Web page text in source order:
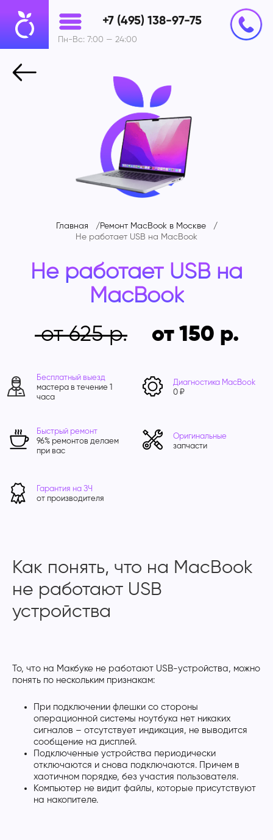
+7 (495) 138-97-75
Пн-Вс: 7:00 — 24:00
Главная
Ремонт MacBook в Москве
Не работает USB на MacBook
Не работает USB на
MacBook
от 625
от 150
Бесплатный выезд
мастера в течение 1
часа
Диагностика MacBook
0 ₽
Быстрый ремонт
96% ремонтов делаем
при вас
Оригинальные
запчасти
Гарантия на ЗЧ
от производителя
Как понять, что на MacBook
не работают USB
устройства
То, что на Макбуке не работают USB-устройства, можно
понять по нескольким признакам:
При подключении флешки со стороны
операционной системы ноутбука нет никаких
сигналов – отсутствует индикация, не выводится
сообщение на дисплей.
Подключенные устройства периодически
отключаются и снова подключаются. Причем в
хаотичном порядке, без участия пользователя.
Компьютер не видит файлы, которые присутствуют
на накопителе.